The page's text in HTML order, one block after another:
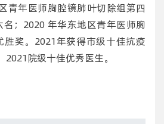
青年医师胸腔镜肺叶切除组第四
；2020 年华东地区青年医师胸
胜奖。2021年获得市级十佳抗疫
院级十佳优秀医生。